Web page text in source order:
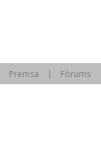
Premsa Fòrums